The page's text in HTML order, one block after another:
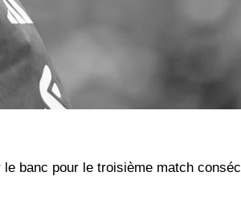
banc pour le troisième match